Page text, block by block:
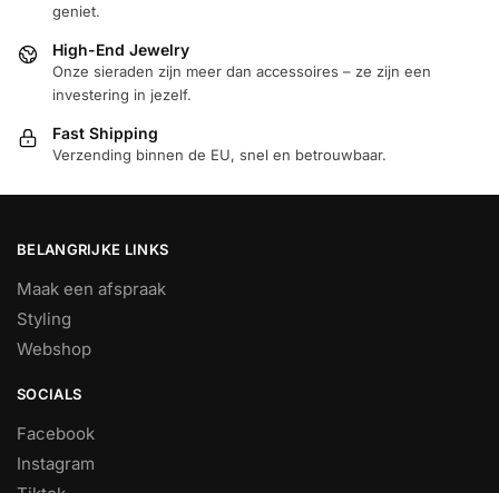
geniet.
High-End Jewelry
Onze sieraden zijn meer dan accessoires – ze zijn een
investering in jezelf.
Fast Shipping
Verzending binnen de EU, snel en betrouwbaar.
BELANGRIJKE LINKS
Maak een afspraak
Styling
Webshop
SOCIALS
Facebook
Instagram